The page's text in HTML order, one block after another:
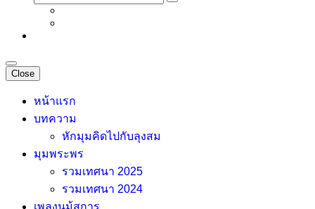
Close
หน้าแรก
บทความ
หักมุมคิดไปกับลุงสม
มุมพระพร
รวมเทศนา 2025
รวมเทศนา 2024
เพลงนม้สการ